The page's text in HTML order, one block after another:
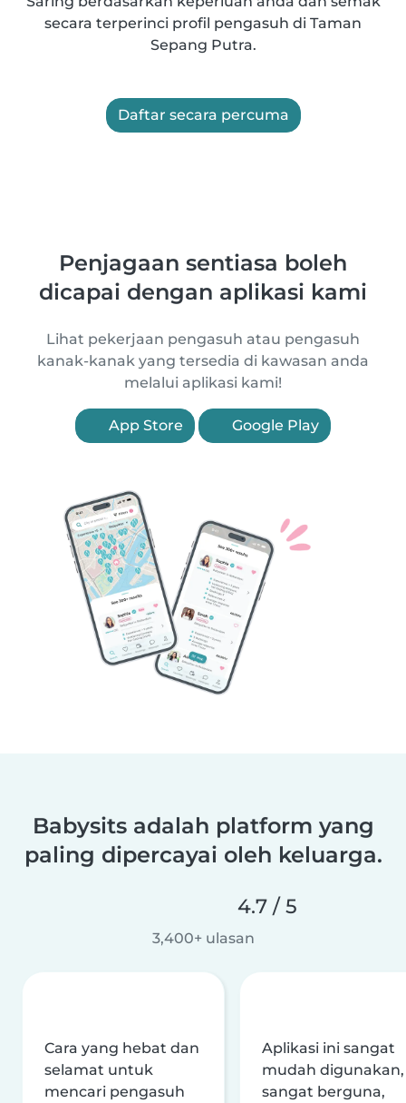
secara terperinci profil pengasuh di Taman
Sepang Putra.
Daftar secara percuma
Penjagaan sentiasa boleh
dicapai dengan aplikasi kami
Lihat pekerjaan pengasuh atau pengasuh
kanak-kanak yang tersedia di kawasan anda
melalui aplikasi kami!
App Store Google Play
Babysits adalah platform yang
paling dipercayai oleh keluarga.
4.7 / 5
3,400+ ulasan
Cara yang hebat dan
selamat untuk
mencari pengasuh
Aplikasi ini sangat
mudah digunakan,
sangat berguna,